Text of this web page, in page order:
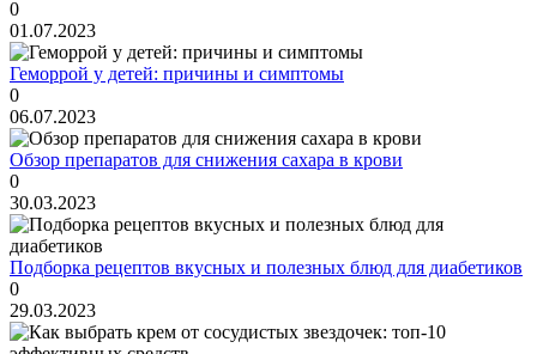
0
01.07.2023
Геморрой у детей: причины и симптомы
0
06.07.2023
Обзор препаратов для снижения сахара в крови
0
30.03.2023
Подборка рецептов вкусных и полезных блюд для диабетиков
0
29.03.2023